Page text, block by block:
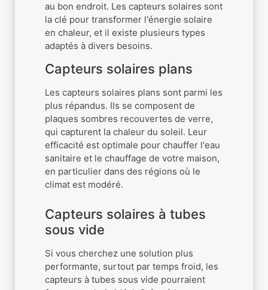
au bon endroit. Les capteurs solaires sont
la clé pour transformer l'énergie solaire
en chaleur, et il existe plusieurs types
adaptés à divers besoins.
Capteurs solaires plans
Les capteurs solaires plans sont parmi les
plus répandus. Ils se composent de
plaques sombres recouvertes de verre,
qui capturent la chaleur du soleil. Leur
efficacité est optimale pour chauffer l'eau
sanitaire et le chauffage de votre maison,
en particulier dans des régions où le
climat est modéré.
Capteurs solaires à tubes
sous vide
Si vous cherchez une solution plus
performante, surtout par temps froid, les
capteurs à tubes sous vide pourraient